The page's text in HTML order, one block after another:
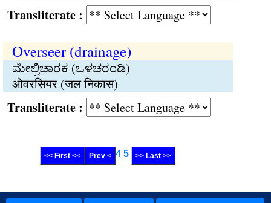
:
Overseer (drainage)
ಮೇಲ್ವಿಚಾರಕ (ಒಳಚರಂಡಿ)
ओवरसियर (जल निकास)
:
<< First << Prev < 4 5 >> Last >>